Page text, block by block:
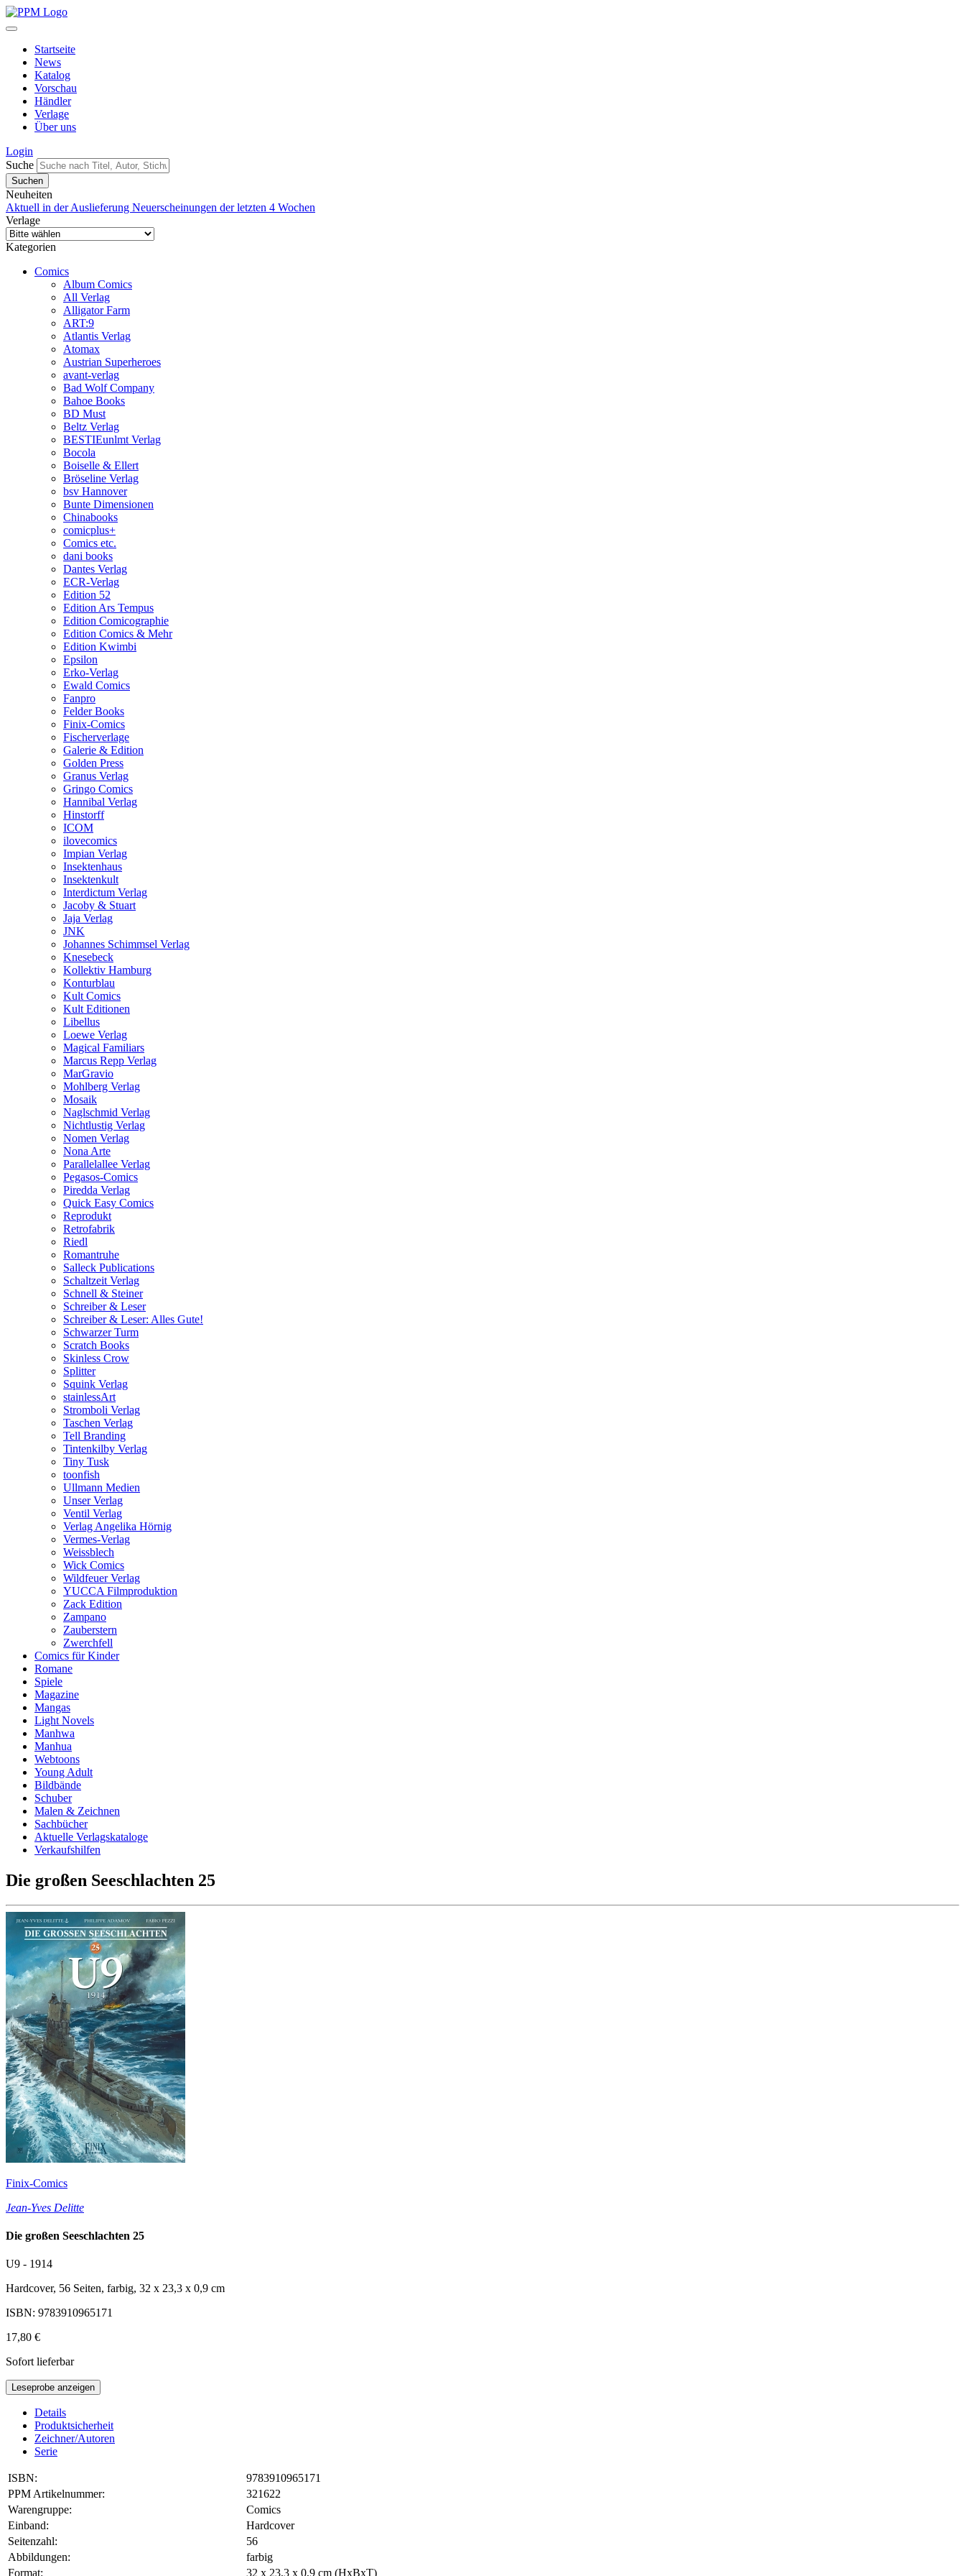
Startseite
News
Katalog
Vorschau
Händler
Verlage
Über uns
Login
Suche
Neuheiten
Aktuell in der Auslieferung Neuerscheinungen der letzten 4 Wochen
Verlage
Kategorien
Comics
Album Comics
All Verlag
Alligator Farm
ART:9
Atlantis Verlag
Atomax
Austrian Superheroes
avant-verlag
Bad Wolf Company
Bahoe Books
BD Must
Beltz Verlag
BESTIEunlmt Verlag
Bocola
Boiselle & Ellert
Bröseline Verlag
bsv Hannover
Bunte Dimensionen
Chinabooks
comicplus+
Comics etc.
dani books
Dantes Verlag
ECR-Verlag
Edition 52
Edition Ars Tempus
Edition Comicographie
Edition Comics & Mehr
Edition Kwimbi
Epsilon
Erko-Verlag
Ewald Comics
Fanpro
Felder Books
Finix-Comics
Fischerverlage
Galerie & Edition
Golden Press
Granus Verlag
Gringo Comics
Hannibal Verlag
Hinstorff
ICOM
ilovecomics
Impian Verlag
Insektenhaus
Insektenkult
Interdictum Verlag
Jacoby & Stuart
Jaja Verlag
JNK
Johannes Schimmsel Verlag
Knesebeck
Kollektiv Hamburg
Konturblau
Kult Comics
Kult Editionen
Libellus
Loewe Verlag
Magical Familiars
Marcus Repp Verlag
MarGravio
Mohlberg Verlag
Mosaik
Naglschmid Verlag
Nichtlustig Verlag
Nomen Verlag
Nona Arte
Parallelallee Verlag
Pegasos-Comics
Piredda Verlag
Quick Easy Comics
Reprodukt
Retrofabrik
Riedl
Romantruhe
Salleck Publications
Schaltzeit Verlag
Schnell & Steiner
Schreiber & Leser
Schreiber & Leser: Alles Gute!
Schwarzer Turm
Scratch Books
Skinless Crow
Splitter
Squink Verlag
stainlessArt
Stromboli Verlag
Taschen Verlag
Tell Branding
Tintenkilby Verlag
Tiny Tusk
toonfish
Ullmann Medien
Unser Verlag
Ventil Verlag
Verlag Angelika Hörnig
Vermes-Verlag
Weissblech
Wick Comics
Wildfeuer Verlag
YUCCA Filmproduktion
Zack Edition
Zampano
Zauberstern
Zwerchfell
Comics für Kinder
Romane
Spiele
Magazine
Mangas
Light Novels
Manhwa
Manhua
Webtoons
Young Adult
Bildbände
Schuber
Malen & Zeichnen
Sachbücher
Aktuelle Verlagskataloge
Verkaufshilfen
Die großen Seeschlachten 25
Finix-Comics
Jean-Yves Delitte
Die großen Seeschlachten 25
U9 - 1914
Hardcover, 56 Seiten, farbig, 32 x 23,3 x 0,9 cm
ISBN: 9783910965171
17,80 €
Sofort lieferbar
Leseprobe anzeigen
Details
Produktsicherheit
Zeichner/Autoren
Serie
ISBN:
9783910965171
PPM Artikelnummer:
321622
Warengruppe:
Comics
Einband:
Hardcover
Seitenzahl:
56
Abbildungen:
farbig
Format:
32 x 23,3 x 0,9 cm (HxBxT)